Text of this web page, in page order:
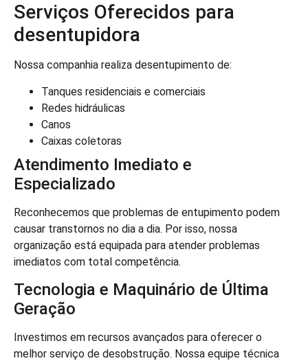
Serviços Oferecidos para
desentupidora
Nossa companhia realiza desentupimento de:
Tanques residenciais e comerciais
Redes hidráulicas
Canos
Caixas coletoras
Atendimento Imediato e
Especializado
Reconhecemos que problemas de entupimento podem
causar transtornos no dia a dia. Por isso, nossa
organização está equipada para atender problemas
imediatos com total competência.
Tecnologia e Maquinário de Última
Geração
Investimos em recursos avançados para oferecer o
melhor serviço de desobstrução. Nossa equipe técnica